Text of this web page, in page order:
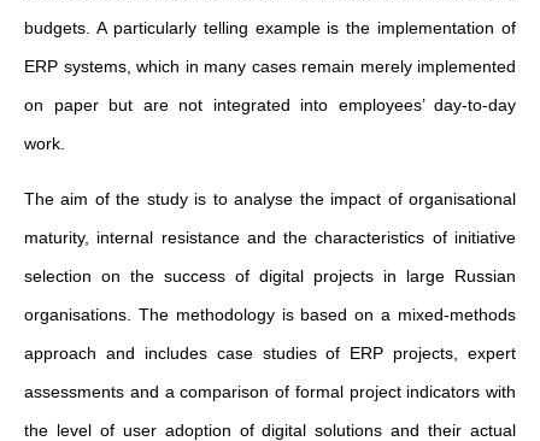
budgets. A particularly telling example is the implementation of
ERP systems, which in many cases remain merely implemented
on paper but are not integrated into employees’ day-to-day
work.
The aim of the study is to analyse the impact of organisational
maturity, internal resistance and the characteristics of initiative
selection on the success of digital projects in large Russian
organisations. The methodology is based on a mixed-methods
approach and includes case studies of ERP projects, expert
assessments and a comparison of formal project indicators with
the level of user adoption of digital solutions and their actual